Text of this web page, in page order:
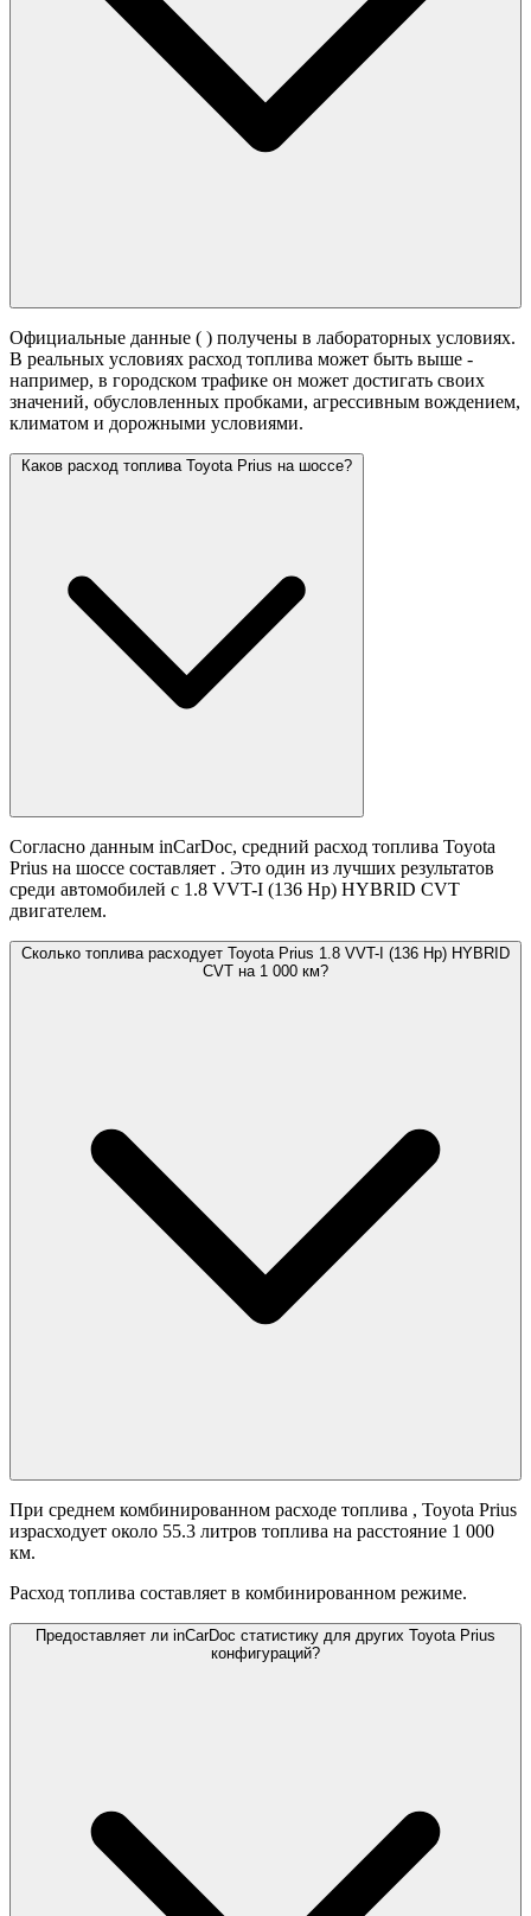
Официальные данные ( ) получены в лабораторных условиях.
В реальных условиях расход топлива может быть выше -
например, в городском трафике он может достигать своих
значений, обусловленных пробками, агрессивным вождением,
климатом и дорожными условиями.
Каков расход топлива Toyota Prius на шоссе?
Согласно данным inCarDoc, средний расход топлива Toyota
Prius на шоссе составляет . Это один из лучших результатов
среди автомобилей с 1.8 VVT-I (136 Hp) HYBRID CVT
двигателем.
Сколько топлива расходует Toyota Prius 1.8 VVT-I (136 Hp) HYBRID
CVT на 1 000 км?
При среднем комбинированном расходе топлива , Toyota Prius
израсходует около 55.3 литров топлива на расстояние 1 000
км.
Расход топлива составляет в комбинированном режиме.
Предоставляет ли inCarDoc статистику для других Toyota Prius
конфигураций?